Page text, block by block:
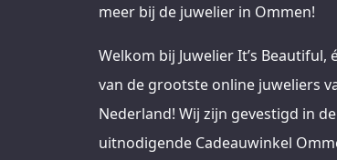
meer bij de juwelier in Ommen!
Welkom bij Juwelier It’s Beautiful,
van de grootste online juweliers
Nederland! Wij zijn gevestigd in de
uitnodigende Cadeauwinkel